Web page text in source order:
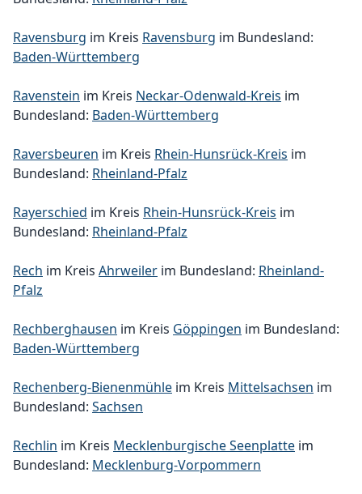
Ravensburg im Kreis Ravensburg im Bundesland:
Baden-Württemberg
Ravenstein im Kreis Neckar-Odenwald-Kreis im
Bundesland: Baden-Württemberg
Raversbeuren im Kreis Rhein-Hunsrück-Kreis im
Bundesland: Rheinland-Pfalz
Rayerschied im Kreis Rhein-Hunsrück-Kreis im
Bundesland: Rheinland-Pfalz
Rech im Kreis Ahrweiler im Bundesland: Rheinland-
Pfalz
Rechberghausen im Kreis Göppingen im Bundesland:
Baden-Württemberg
Rechenberg-Bienenmühle im Kreis Mittelsachsen im
Bundesland: Sachsen
Rechlin im Kreis Mecklenburgische Seenplatte im
Bundesland: Mecklenburg-Vorpommern